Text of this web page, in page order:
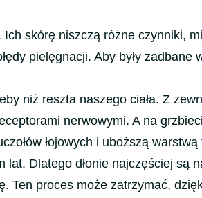
Ich skórę niszczą różne czynniki,
pielęgnacji. Aby były zadbane
niż reszta naszego ciała. Z
nerwowymi. A na
łojowych i uboższą warstwą
lat. Dlatego dłonie najczęściej są
Ten proces może zatrzymać,